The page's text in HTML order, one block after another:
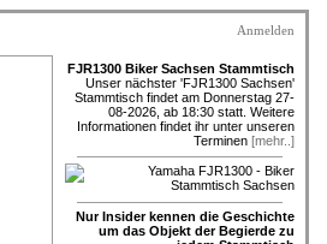
Anmelden
FJR1300 Biker Sachsen Stammtisch
Unser nächster 'FJR1300 Sachsen'
Stammtisch findet am Donnerstag 27-
08-2026, ab 18:30 statt. Weitere
Informationen findet ihr unter unseren
Terminen [mehr..]
Nur Insider kennen die Geschichte
um das Objekt der Begierde zu